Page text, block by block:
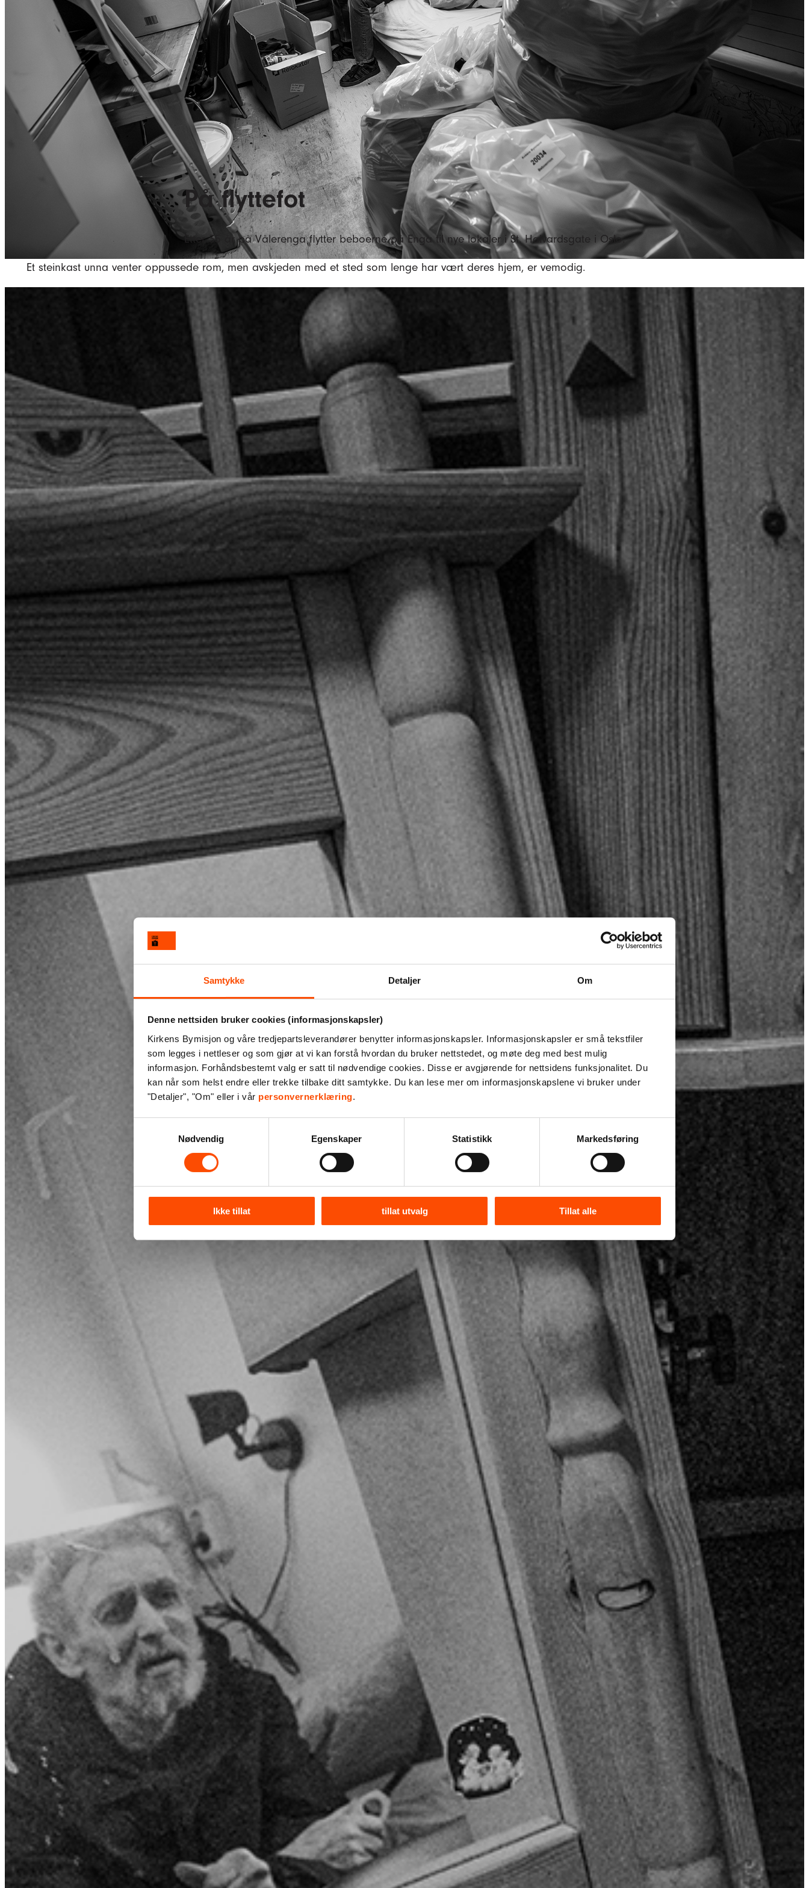
Samtykke Detaljer Om
Denne nettsiden bruker cookies (informasjonskapsler)
Kirkens Bymisjon og våre tredjepartsleverandører benytter informasjonskapsler. Informasjonskapsler er små tekstfiler
som legges i nettleser og som gjør at vi kan forstå hvordan du bruker nettstedet, og møte deg med best mulig
informasjon. Forhåndsbestemt valg er satt til nødvendige cookies. Disse er avgjørende for nettsidens funksjonalitet. Du
kan når som helst endre eller trekke tilbake ditt samtykke. Du kan lese mer om informasjonskapslene vi bruker under
"Detaljer", "Om" eller i vår personvernerklæring.
Nødvendig
Egenskaper Statistikk Markedsføring
Ikke tillat tillat utvalg Tillat alle
På flyttefot
Etter 35 år på Vålerenga flytter beboerne på Enga til nye lokaler i St. Halvardsgate i Oslo.
Et steinkast unna venter oppussede rom, men avskjeden med et sted som lenge har vært deres hjem, er vemodig.